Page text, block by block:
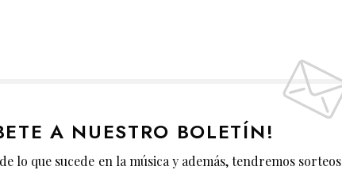
A NUESTRO BOLETÍN!
lo que sucede en la música y además, tendremos sorteos